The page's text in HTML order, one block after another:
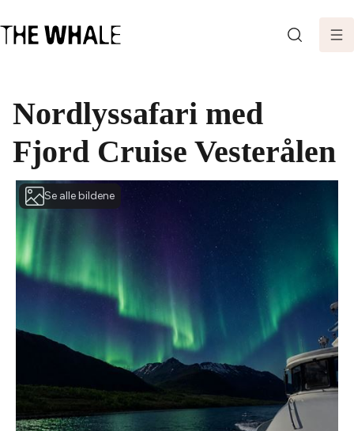
Nordlyssafari med
Fjord Cruise Vesterålen
Se alle bildene